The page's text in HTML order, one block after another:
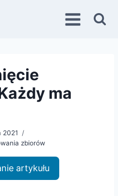
ma
2021
zbiorów
artykułu